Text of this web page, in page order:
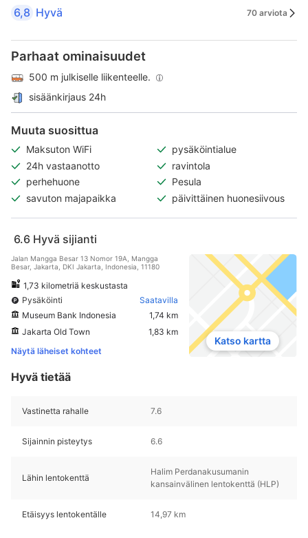
6,8 Hyvä 70 arviota
Parhaat ominaisuudet
500 m julkiselle liikenteelle.
sisäänkirjaus 24h
Muuta suosittua
Maksuton WiFi
pysäköintialue
24h vastaanotto
ravintola
perhehuone
Pesula
savuton majapaikka
päivittäinen huonesiivous
6.6 Hyvä sijianti
Jalan Mangga Besar 13 Nomor 19A, Mangga
Besar, Jakarta, DKI Jakarta, Indonesia, 11180
1,73 kilometriä keskustasta
Pysäköinti
Saatavilla
Museum Bank Indonesia
1,74 km
Jakarta Old Town
1,83 km
Näytä läheiset kohteet
Katso kartta
Hyvä tietää
Vastinetta rahalle 7.6
Sijainnin pisteytys 6.6
Lähin lentokenttä
Halim Perdanakusumanin
kansainvälinen lentokenttä (HLP)
Etäisyys lentokentälle 14,97 km